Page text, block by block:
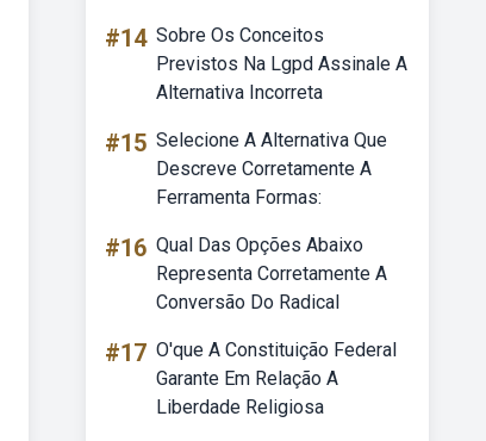
#14 Sobre Os Conceitos
Previstos Na Lgpd Assinale A
Alternativa Incorreta
#15 Selecione A Alternativa Que
Descreve Corretamente A
Ferramenta Formas:
#16 Qual Das Opções Abaixo
Representa Corretamente A
Conversão Do Radical
#17 O'que A Constituição Federal
Garante Em Relação A
Liberdade Religiosa